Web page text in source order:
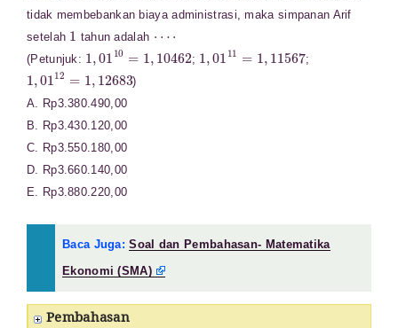
tidak membebankan biaya administrasi, maka simpanan Arif
setelah
1
tahun adalah
(Petunjuk:
1 01 10 1, 10462
;
1 01 11 1, 11567
;
1 01 12 1, 12683
)
A. Rp3.380.490,00
B. Rp3.430.120,00
C. Rp3.550.180,00
D. Rp3.660.140,00
E. Rp3.880.220,00
Baca Juga:Soal dan Pembahasan- Matematika
Ekonomi (SMA)
Pembahasan